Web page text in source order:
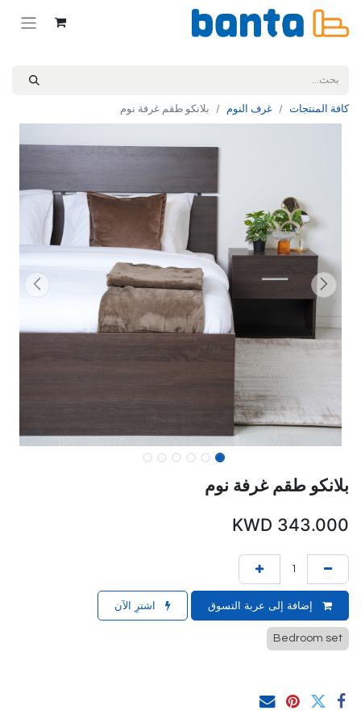
كافة المنتجات غرف النوم بلانكو طقم غرفة نوم
بلانكو طقم غرفة نوم
343.000
إضافة إلى عربة التسوق اشترِ الآن
Bedroom set